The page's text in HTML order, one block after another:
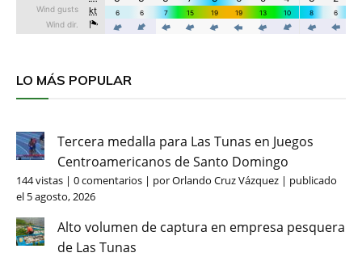
LO MÁS POPULAR
Tercera medalla para Las Tunas en Juegos
Centroamericanos de Santo Domingo
144 vistas | 0 comentarios | porOrlando Cruz Vázquez | publicado
el 5 agosto, 2026
Alto volumen de captura en empresa pesquera
de Las Tunas